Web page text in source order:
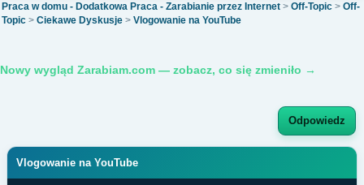
Praca w domu - Dodatkowa Praca - Zarabianie przez Internet > Off-Topic > Off-
Topic > Ciekawe Dyskusje > Vlogowanie na YouTube
Nowy wygląd Zarabiam.com — zobacz, co się zmieniło →
Odpowiedz
Vlogowanie na YouTube